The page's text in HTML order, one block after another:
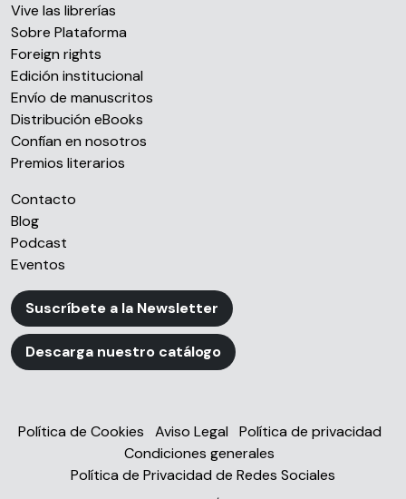
Vive las librerías
Sobre Plataforma
Foreign rights
Edición institucional
Envío de manuscritos
Distribución eBooks
Confían en nosotros
Premios literarios
Contacto
Blog
Podcast
Eventos
Suscríbete a la Newsletter
Descarga nuestro catálogo
Política de Cookies Aviso Legal
Política de privacidad
Condiciones generales
Política de Privacidad de Redes Sociales